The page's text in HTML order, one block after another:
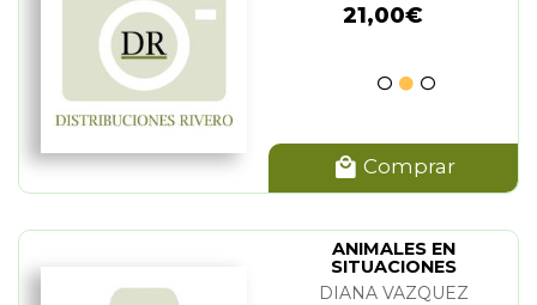
21,00€
Comprar
ANIMALES EN
SITUACIONES
ABSURDAS
DIANA VAZQUEZ